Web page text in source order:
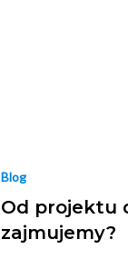
Blog
Od projektu
zajmujemy?